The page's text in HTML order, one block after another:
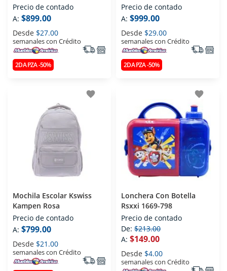
Precio de contado
A: $899.00
Desde $27.00
semanales con Crédito
2DA PZA -50%
Precio de contado
A: $999.00
Desde $29.00
semanales con Crédito
2DA PZA -50%
favorite
Mochila Escolar Kswiss
Kampen Rosa
Precio de contado
A: $799.00
Desde $21.00
semanales con Crédito
favorite
Lonchera Con Botella
Rsxxi 1669-798
Precio de contado
De: $213.00
A: $149.00
Desde $4.00
semanales con Crédito